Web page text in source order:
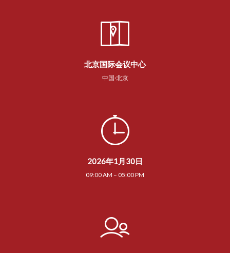
北京国际会议中心
中国·北京
2026年1月30日
09:00 AM – 05:00 PM